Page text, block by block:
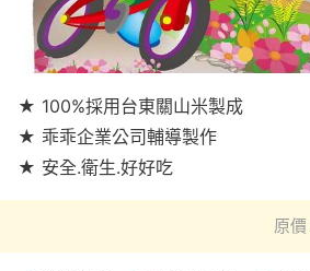
★ 100%採用台東關山米製成
★ 乖乖企業公司輔導製作
★ 安全.衛生.好好吃
原價